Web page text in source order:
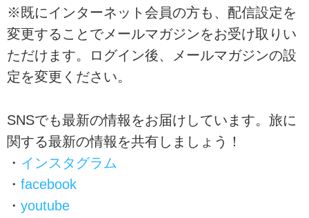
※既にインターネット会員の方も、配信設定を
変更することでメールマガジンをお受け取りい
ただけます。ログイン後、メールマガジンの設
定を変更ください。
SNSでも最新の情報をお届けしています。旅に
関する最新の情報を共有しましょう！
・ インスタグラム
・ facebook
・ youtube